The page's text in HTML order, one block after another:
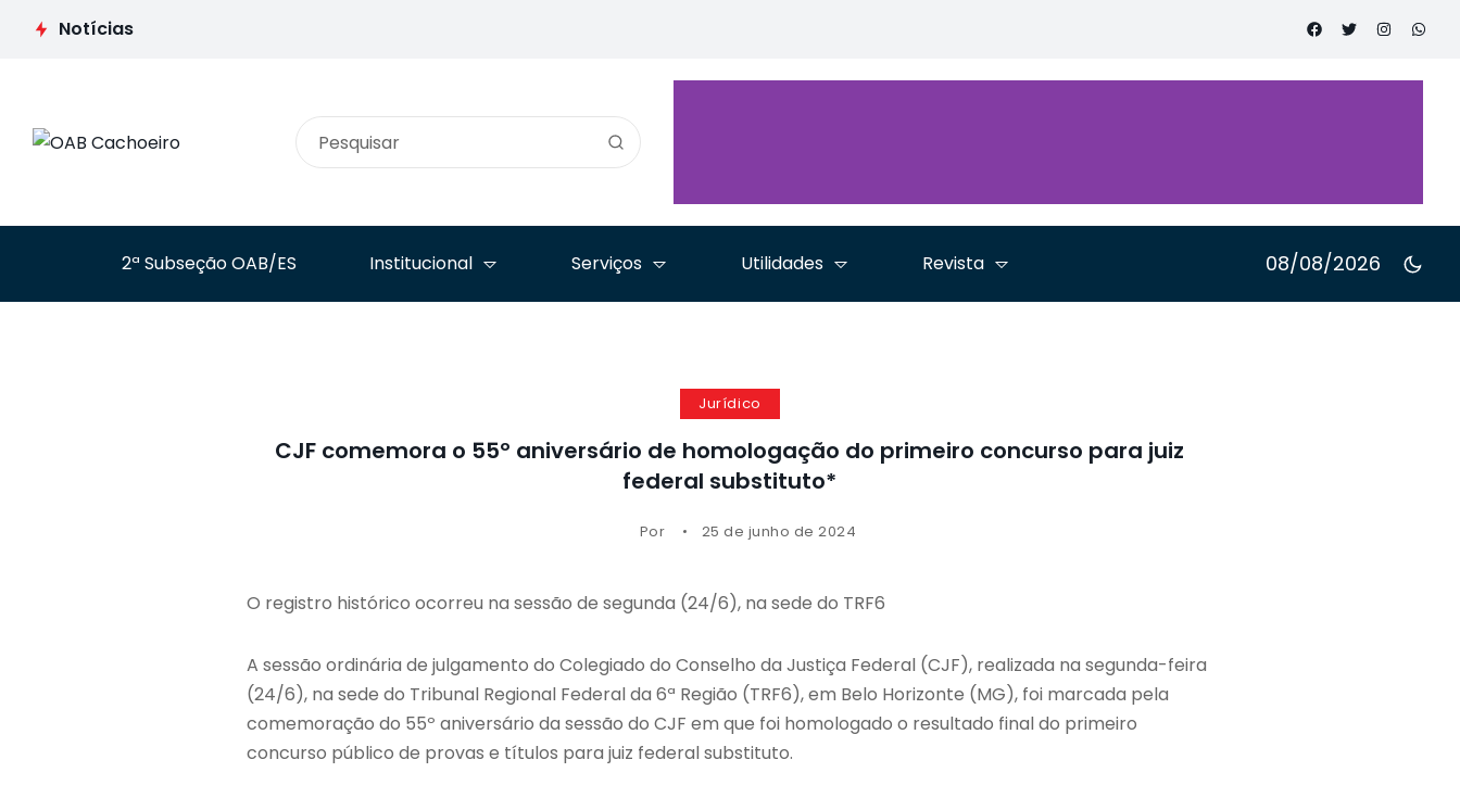
Notícias
2ª Subseção OAB/ES Institucional Serviços Utilidades Revista 08/08/2026
Jurídico
CJF comemora o 55º aniversário de homologação do primeiro concurso para juiz
federal substituto*
Por 25 de junho de 2024
O registro histórico ocorreu na sessão de segunda (24/6), na sede do TRF6
A sessão ordinária de julgamento do Colegiado do Conselho da Justiça Federal (CJF), realizada na segunda-feira
(24/6), na sede do Tribunal Regional Federal da 6ª Região (TRF6), em Belo Horizonte (MG), foi marcada pela
comemoração do 55º aniversário da sessão do CJF em que foi homologado o resultado final do primeiro
concurso público de provas e títulos para juiz federal substituto.